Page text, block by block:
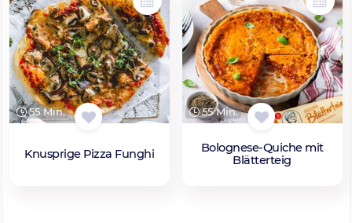
55 Min.
Knusprige Pizza Funghi
55 Min.
Bolognese-Quiche mit
Blätterteig